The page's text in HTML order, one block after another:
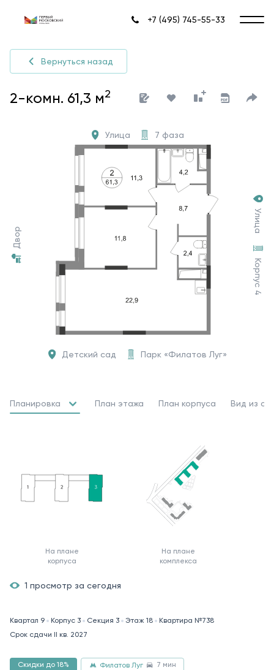
+7 (495) 745-55-33
Вернуться назад
2-комн. 61,3 м2
Двор
Улица
Корпус 4
Детский сад Парк «Филатов Луг»
Улица 7 фаза
Планировка План этажа План корпуса Вид из
На плане
корпуса
На плане
комплекса
1 просмотр за сегодня
Квартал 9 Корпус 3 Секция 3 Этаж 18
Квартира №738
Срок сдачи II кв. 2027
Скидки до 18% Филатов Луг 7 мин